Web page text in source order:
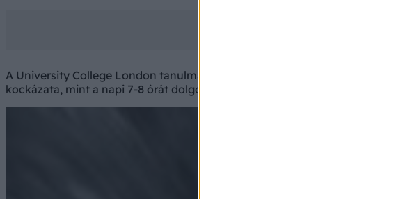
A University College London tanulmányából az derül ki, hogy a
kockázata, mint a napi 7-8 órát dolgozókban.